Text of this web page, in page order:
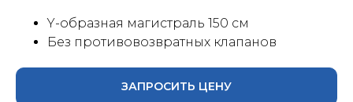
Y-образная магистраль 150 см
Без противовозвратных клапанов
ЗАПРОСИТЬ ЦЕНУ